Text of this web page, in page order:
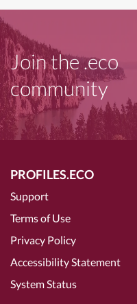
Join the .eco
community
PROFILES.ECO
Support
Terms of Use
Privacy Policy
Accessibility Statement
System Status